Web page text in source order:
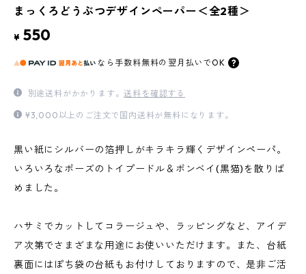
まっくろどうぶつデザインペーパー＜全2種＞
¥ 550
なら 手数料無料の 翌月払いでOK
別途送料がかかります。送料を確認する
¥3,000以上のご注文で国内送料が無料になります。
黒い紙にシルバーの箔押しがキラキラ輝くデザインペーパ。
いろいろなポーズのトイプードル＆ボンベイ(黒猫)を散りば
めました。
ハサミでカットしてコラージュや、ラッピングなど、アイデ
ア次第でさまざまな用途にお使いいただけます。また、台紙
裏面にはぽち袋の台紙もお付けしておりますので、是非ご活